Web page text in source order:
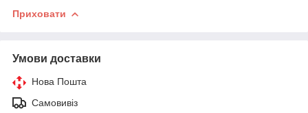
Приховати
Умови доставки
Нова Пошта
Самовивіз